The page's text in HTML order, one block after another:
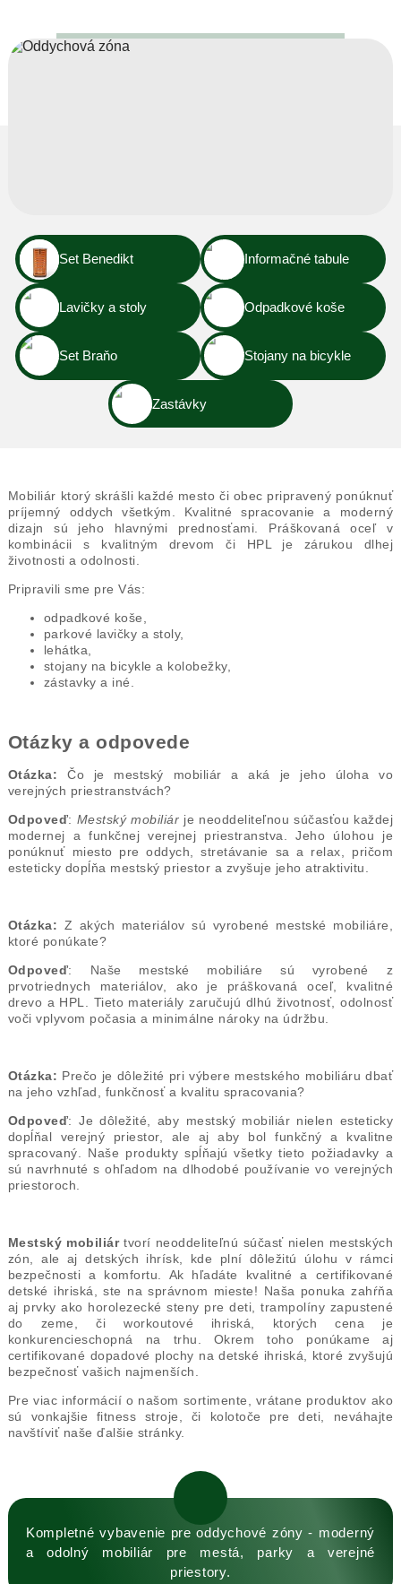
Set Benedikt Informačné tabule
Lavičky a stoly Odpadkové koše
Set Braňo Stojany na bicykle
Zastávky
Mobiliár ktorý skrášli každé mesto či obec pripravený ponúknuť
príjemný oddych všetkým. Kvalitné spracovanie a moderný
dizajn sú jeho hlavnými prednosťami. Práškovaná oceľ v
kombinácii s kvalitným drevom či HPL je zárukou dlhej
životnosti a odolnosti.
Pripravili sme pre Vás:
odpadkové koše,
parkové lavičky a stoly,
lehátka,
stojany na bicykle a kolobežky,
zástavky a iné.
Otázky a odpovede
Otázka: Čo je mestský mobiliár a aká je jeho úloha vo
verejných priestranstvách?
Odpoveď: Mestský mobiliár je neoddeliteľnou súčasťou každej
modernej a funkčnej verejnej priestranstva. Jeho úlohou je
ponúknuť miesto pre oddych, stretávanie sa a relax, pričom
esteticky dopĺňa mestský priestor a zvyšuje jeho atraktivitu.
Otázka: Z akých materiálov sú vyrobené mestské mobiliáre,
ktoré ponúkate?
Odpoveď: Naše mestské mobiliáre sú vyrobené z
prvotriednych materiálov, ako je práškovaná oceľ, kvalitné
drevo a HPL. Tieto materiály zaručujú dlhú životnosť, odolnosť
voči vplyvom počasia a minimálne nároky na údržbu.
Otázka: Prečo je dôležité pri výbere mestského mobiliáru dbať
na jeho vzhľad, funkčnosť a kvalitu spracovania?
Odpoveď: Je dôležité, aby mestský mobiliár nielen esteticky
dopĺňal verejný priestor, ale aj aby bol funkčný a kvalitne
spracovaný. Naše produkty spĺňajú všetky tieto požiadavky a
sú navrhnuté s ohľadom na dlhodobé používanie vo verejných
priestoroch.
Mestský mobiliártvorí neoddeliteľnú súčasť nielen mestských
zón, ale aj detských ihrísk, kde plní dôležitú úlohu v rámci
bezpečnosti a komfortu. Ak hľadáte kvalitné a certifikované
detské ihriská, ste na správnom mieste! Naša ponuka zahŕňa
aj prvky ako horolezecké steny pre deti, trampolíny zapustené
do zeme, či workoutové ihriská, ktorých cena je
konkurencieschopná na trhu. Okrem toho ponúkame aj
certifikované dopadové plochy na detské ihriská, ktoré zvyšujú
bezpečnosť vašich najmenších.
Pre viac informácií o našom sortimente, vrátane produktov ako
sú vonkajšie fitness stroje, či kolotoče pre deti, neváhajte
navštíviť naše ďalšie stránky.
Kompletné vybavenie pre oddychové zóny - moderný
a odolný mobiliár pre mestá, parky a verejné
priestory.